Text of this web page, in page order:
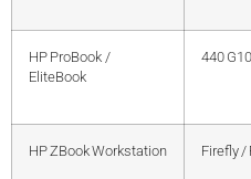
HP ProBook /
EliteBook
440
HP ZBook Workstation Firefly /